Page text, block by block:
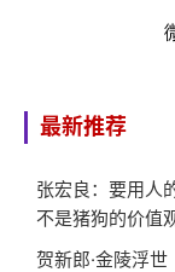
最新推荐
张宏良：要用人
不是猪狗的价值
会
贺新郎·金陵浮世